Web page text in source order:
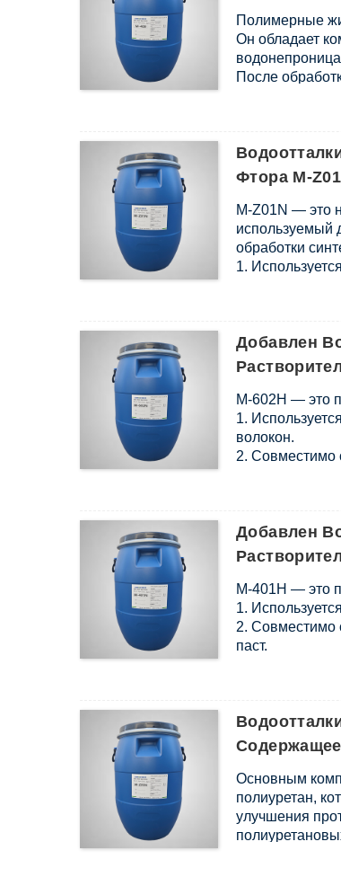
Полимерные
Он обладает
После
Фтора M-
M-Z01N — это
используемый
обработки
1.
2.
Добавлен
М-602Н — это
1.
волокон.
2. Совместимо
Добавлен
М-401Н — это
1.
2. Совместимо
паст.
Содержащее
Основным
полиуретан,
улучшения
определенных